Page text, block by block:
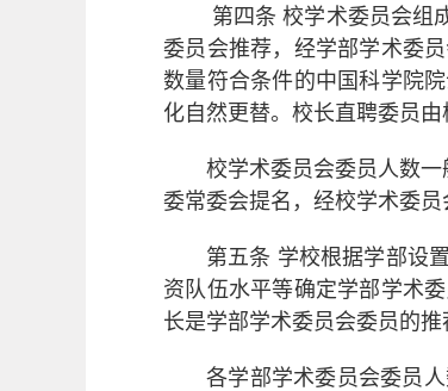
第四条 校学术委员会组
委员会推荐，经学部学术委
数量符合条件的中国科学院
化自然更替。校长直聘委员
校学术委员会委员人数一
委常委会提名，经校学术委员
第五条 学校根据学部设
资队伍水平等确定学部学术
长是学部学术委员会委员的
各学部学术委员会委员